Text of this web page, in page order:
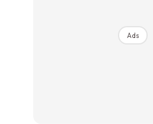
Ads